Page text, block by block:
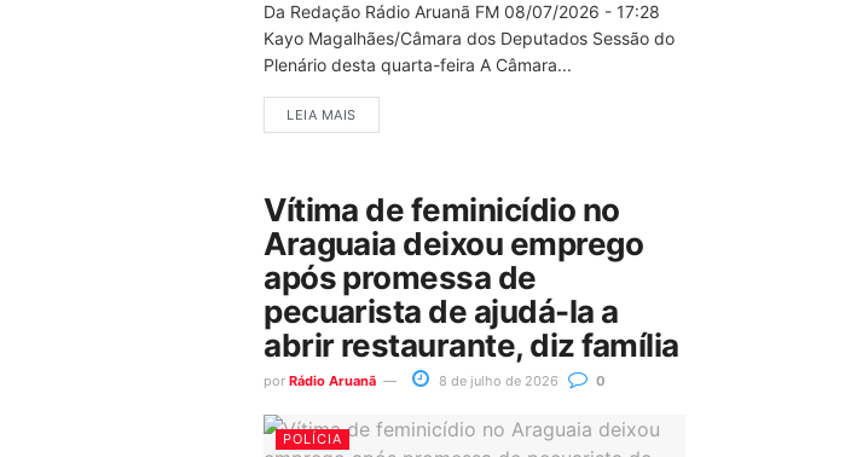
Da Redação Rádio Aruanã FM 08/07/2026 - 17:28
Kayo Magalhães/Câmara dos Deputados Sessão do
Plenário desta quarta-feira A Câmara...
LEIA MAIS
Vítima de feminicídio no
Araguaia deixou emprego
após promessa de
pecuarista de ajudá-la a
abrir restaurante, diz família
por Rádio Aruanã 8 de julho de 2026 0
POLÍCIA